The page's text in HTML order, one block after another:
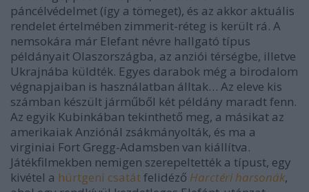
páncélvédelmet (így a tömeget), és az akkor aktuális
rendelet értelmében zimmerit-réteg is került rá. A
nemsokára már Elefant névre hallgató típus
példányait Olaszországba, az anziói térségbe, illetve
Ukrajnába küldték. Egyes darabok még a birodalom
végnapjaiban is használatban álltak… Az eleve kis
számban készült járműből két példány maradt fenn.
Az egyik Kubinkában tekinthető meg, a másikat az
amerikaiak Anziónál zsákmányolták, és ma a
virginiai Fort Gregg-Adamsben van kiállítva.
Játékfilmekben nemigen szerepeltették a típust, egy
kivétel a hürtgeni csatátfelidéző Harctéri harsonák,